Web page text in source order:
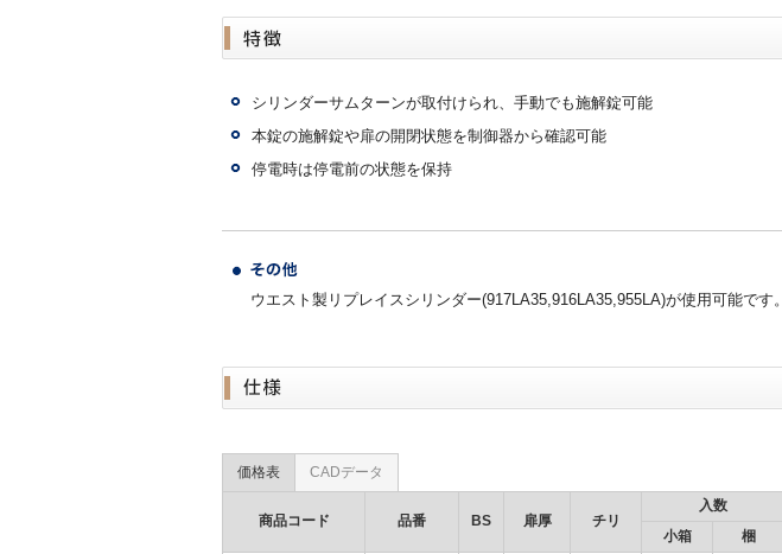
シリンダーサムターンが取付けられ、手動でも施解錠可能
本錠の施解錠や扉の開閉状態を制御器から確認可能
停電時は停電前の状態を保持
ウエスト製リプレイスシリンダー(917LA35,916LA35,955LA)が使用可能です。
価格表 CADデータ
商品コード 品番 BS 扉厚 チリ
入数
小箱
梱